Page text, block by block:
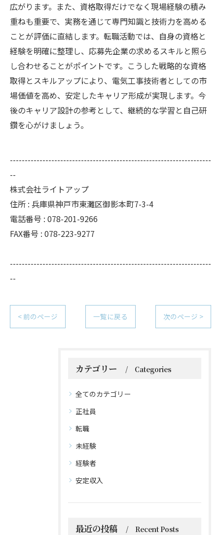
広がります。また、資格取得だけでなく現場経験の積み
重ねも重要で、実務を通じて専門知識と技術力を高める
ことが評価に直結します。転職活動では、自身の資格と
経験を明確に整理し、応募先企業の求めるスキルと照ら
し合わせることがポイントです。こうした戦略的な資格
取得とスキルアップにより、電気工事技術者としての市
場価値を高め、安定したキャリア形成が実現します。今
後のキャリア設計の参考として、継続的な学習と自己研
鑽を心がけましょう。
--------------------------------------------------------------------
--
株式会社ライトアップ
住所 : 兵庫県神戸市東灘区御影本町7-3-4
電話番号 : 078-201-9266
FAX番号 : 078-223-9277
--------------------------------------------------------------------
--
< 前のページ 一覧に戻る 次のページ >
カテゴリー Categories
全てのカテゴリー
正社員
転職
未経験
経験者
安定収入
最近の投稿 Recent Posts